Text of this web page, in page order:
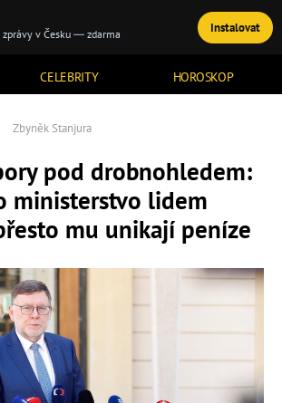
CELEBRITY HOROSKOP
TÉMATA
Zbyněk Stanjura
pod drobnohledem:
ministerstvo lidem
mu unikají peníze
v Česku — zdarma Instalovat